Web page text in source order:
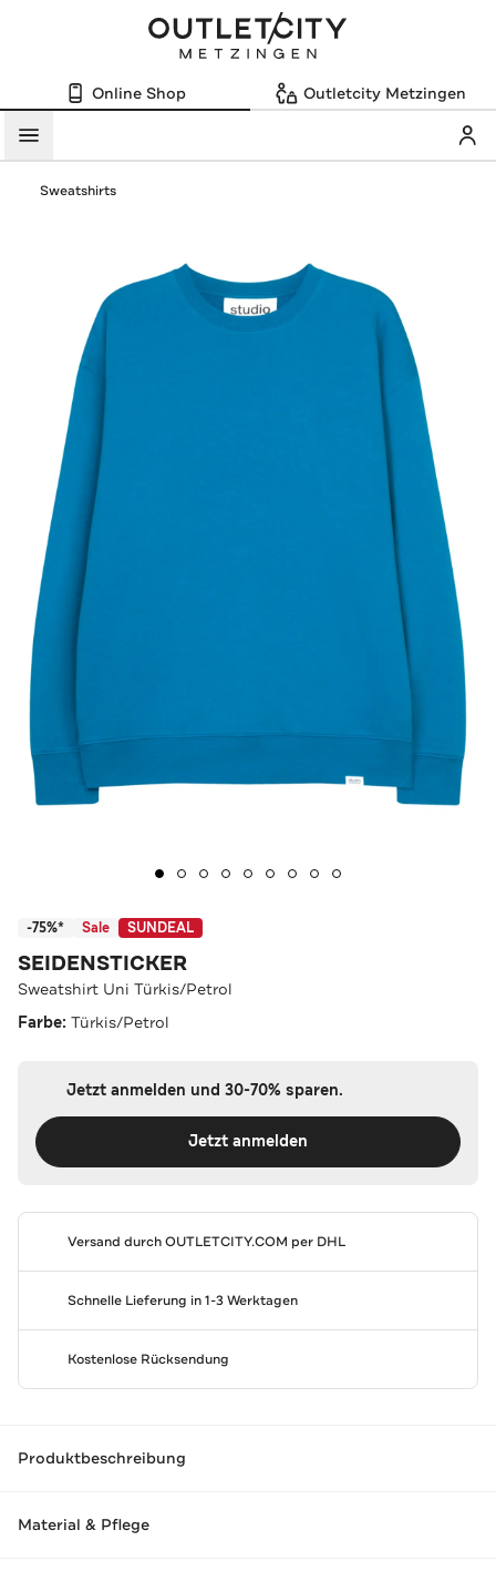
Online Shop Outletcity Metzingen
Menü
Sweatshirts
-75%* Sale SUNDEAL
SEIDENSTICKER
Sweatshirt Uni Türkis/Petrol
Farbe: Türkis/Petrol
Jetzt anmelden und 30-70% sparen.
Jetzt anmelden
Versand durchOUTLETCITY.COM per DHL
Schnelle Lieferung in 1-3 Werktagen
Kostenlose Rücksendung
Produktbeschreibung
Material & Pflege